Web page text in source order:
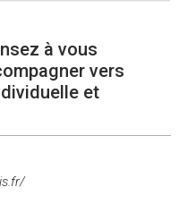
à vous
vers
et